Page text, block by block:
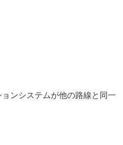
ンシステムが他の路線と同一